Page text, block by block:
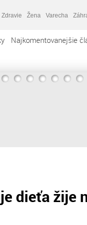
Zdravie Žena Varecha
Najkomentovanejšie
dieťa žije